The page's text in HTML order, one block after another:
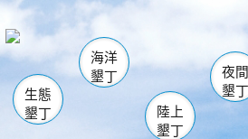
海生館
恆春
龍鑾潭自然中心 森林
瓊麻館
關山 墾管處遊
社
船帆
白砂
生態
墾丁
海洋
墾丁
陸上
墾丁
夜間
墾丁